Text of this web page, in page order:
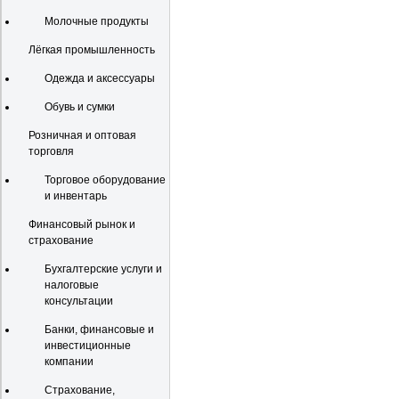
Молочные продукты
Лёгкая промышленность
Одежда и аксессуары
Обувь и сумки
Розничная и оптовая
торговля
Торговое оборудование
и инвентарь
Финансовый рынок и
страхование
Бухгалтерские услуги и
налоговые
консультации
Банки, финансовые и
инвестиционные
компании
Страхование,